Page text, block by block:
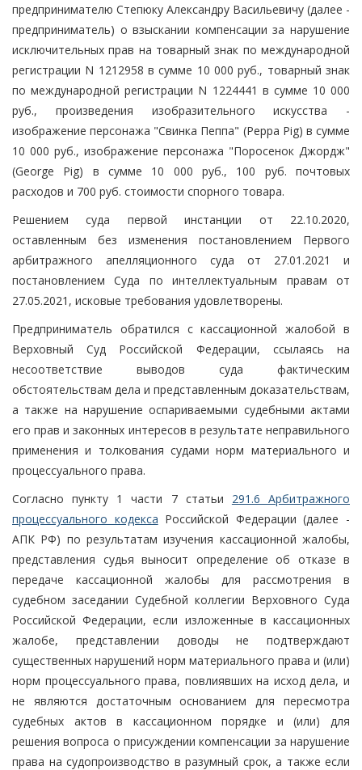
предпринимателю Степюку Александру Васильевичу (далее -
предприниматель) о взыскании компенсации за нарушение
исключительных прав на товарный знак по международной
регистрации N 1212958 в сумме 10 000 руб., товарный знак
по международной регистрации N 1224441 в сумме 10 000
руб., произведения изобразительного искусства -
изображение персонажа "Свинка Пеппа" (Peppa Pig) в сумме
10 000 руб., изображение персонажа "Поросенок Джордж"
(George Pig) в сумме 10 000 руб., 100 руб. почтовых
расходов и 700 руб. стоимости спорного товара.
Решением суда первой инстанции от 22.10.2020,
оставленным без изменения постановлением Первого
арбитражного апелляционного суда от 27.01.2021 и
постановлением Суда по интеллектуальным правам от
27.05.2021, исковые требования удовлетворены.
Предприниматель обратился с кассационной жалобой в
Верховный Суд Российской Федерации, ссылаясь на
несоответствие выводов суда фактическим
обстоятельствам дела и представленным доказательствам,
а также на нарушение оспариваемыми судебными актами
его прав и законных интересов в результате неправильного
применения и толкования судами норм материального и
процессуального права.
Согласно пункту 1 части 7 статьи 291.6 Арбитражного
процессуального кодекса Российской Федерации (далее -
АПК РФ) по результатам изучения кассационной жалобы,
представления судья выносит определение об отказе в
передаче кассационной жалобы для рассмотрения в
судебном заседании Судебной коллегии Верховного Суда
Российской Федерации, если изложенные в кассационных
жалобе, представлении доводы не подтверждают
существенных нарушений норм материального права и (или)
норм процессуального права, повлиявших на исход дела, и
не являются достаточным основанием для пересмотра
судебных актов в кассационном порядке и (или) для
решения вопроса о присуждении компенсации за нарушение
права на судопроизводство в разумный срок, а также если